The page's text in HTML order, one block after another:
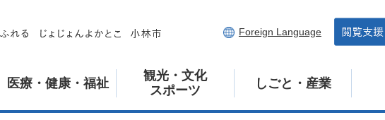
Foreign Language
医療・健康・福祉
観光・文化
スポーツ
しごと・産業